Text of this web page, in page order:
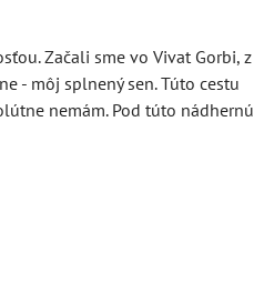
Začali sme vo Vivat Gorbi, z
- môj splnený sen. Túto cestu
nemám. Pod túto nádhernú